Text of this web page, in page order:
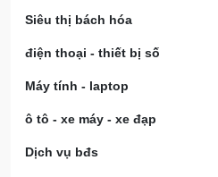
Siêu thị bách hóa
điện thoại - thiết bị số
Máy tính - laptop
ô tô - xe máy - xe đạp
Dịch vụ bđs